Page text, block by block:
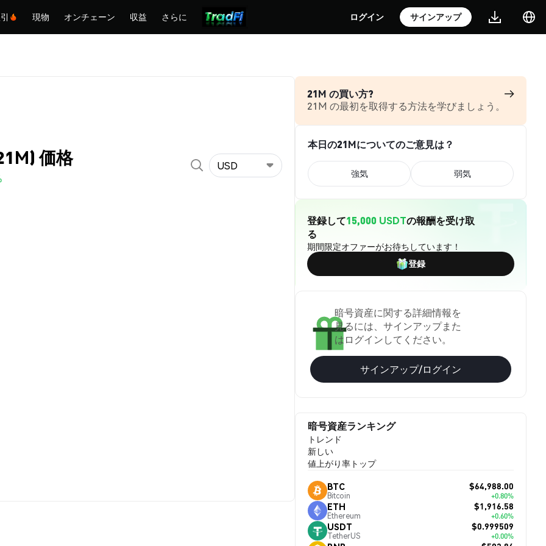
現物 オンチェーン 収益 さらに ログイン サインアップ
価格 USD
21M の買い方?
21M の最初を取得する方法を学びましょう。
本日の21Mについてのご意見は？
強気 弱気
登録して15,000 USDTの報酬を受け取
る
期間限定オファーがお待ちしています！
登録
暗号資産に関する詳細情報を
見るには、サインアップまた
はログインしてください。
サインアップ/ログイン
暗号資産ランキング
トレンド
新しい
値上がり率トップ
BTC
Bitcoin
$64,988.00
+0.80%
ETH
Ethereum
$1,916.58
+0.60%
USDT
TetherUS
$0.999509
+0.00%